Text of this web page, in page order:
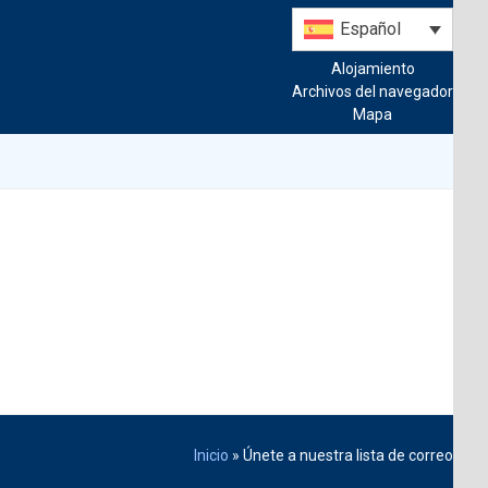
Español
Alojamiento
Archivos del navegador
Mapa
Inicio » Únete a nuestra lista de correo